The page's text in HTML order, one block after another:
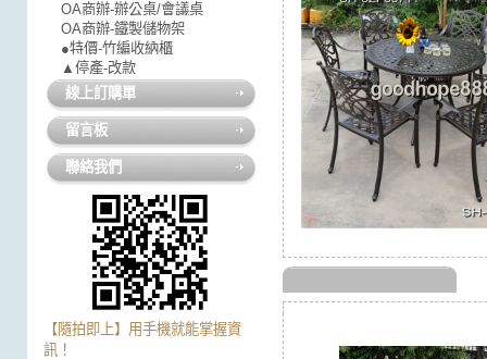
OA商辦-辦公桌/會議桌
OA商辦-鐵製儲物架
●特價-竹編收納櫃
▲停產-改款
線上訂購單
留言板
聯絡我們
【隨拍即上】用手機就能掌握資
訊！